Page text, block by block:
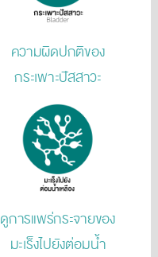
ความผิดปกติของ
กระเพาะปัสสาวะ
ดูการแพร่กระจายของ
มะเร็งไปยังต่อมน้ำ